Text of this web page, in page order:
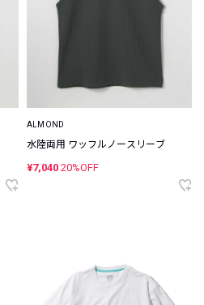
ALMOND
水陸両用 ワッフルノースリーブ
¥7,040 20%OFF